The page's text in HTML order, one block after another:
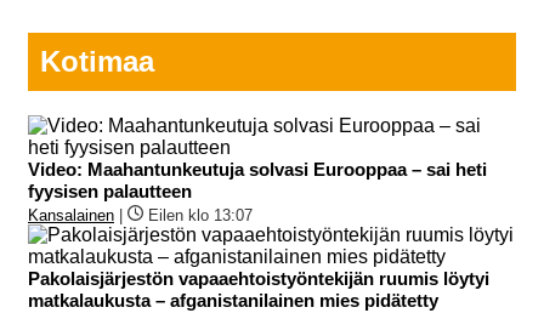
Kotimaa
Video: Maahantunkeutuja solvasi Eurooppaa – sai heti
fyysisen palautteen
Kansalainen Eilen klo 13:07
Pakolaisjärjestön vapaaehtoistyöntekijän ruumis löytyi
matkalaukusta – afganistanilainen mies pidätetty